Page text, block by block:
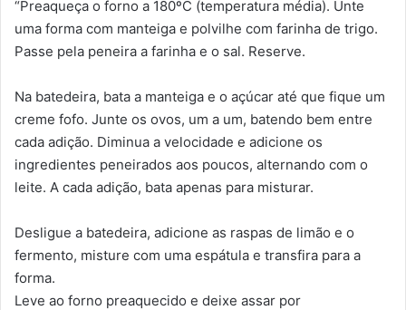
“Preaqueça o forno a 180ºC (temperatura média). Unte
uma forma com manteiga e polvilhe com farinha de trigo.
Passe pela peneira a farinha e o sal. Reserve.
Na batedeira, bata a manteiga e o açúcar até que fique um
creme fofo. Junte os ovos, um a um, batendo bem entre
cada adição. Diminua a velocidade e adicione os
ingredientes peneirados aos poucos, alternando com o
leite. A cada adição, bata apenas para misturar.
Desligue a batedeira, adicione as raspas de limão e o
fermento, misture com uma espátula e transfira para a
forma.
Leve ao forno preaquecido e deixe assar por